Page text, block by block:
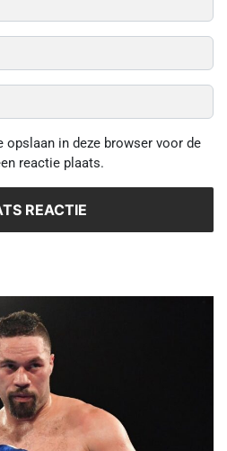
opslaan in deze browser voor de
reactie plaats.